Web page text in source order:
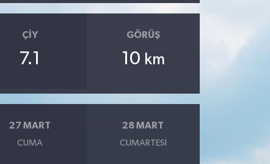
ÇIY
7.1
GÖRÜŞ
10 km
27 MART
CUMA
28 MART
CUMARTESI